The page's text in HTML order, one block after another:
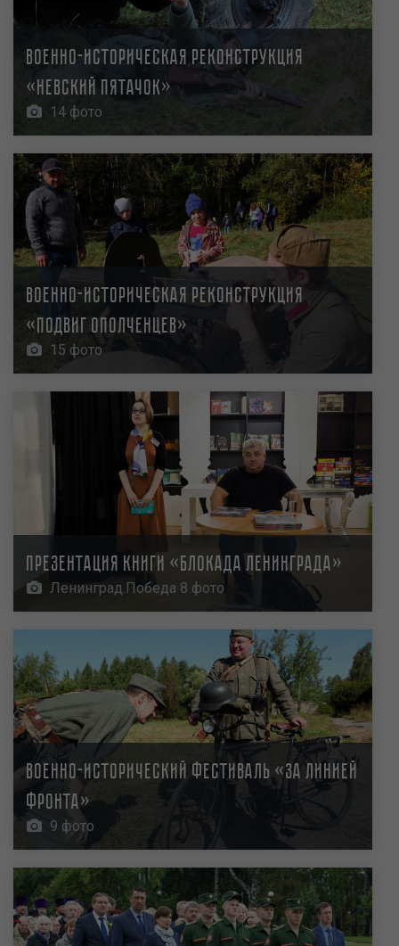
Военно-историческая реконструкция
«Невский пятачок»
14 фото
Военно-историческая реконструкция
«Подвиг ополченцев»
15 фото
Презентация книги «Блокада Ленинграда»
Ленинград.Победа 8 фото
Военно-исторический фестиваль «За линией
фронта»
9 фото